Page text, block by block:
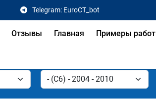
Telegram: EuroCT_bot
Отзывы Главная Примеры работ